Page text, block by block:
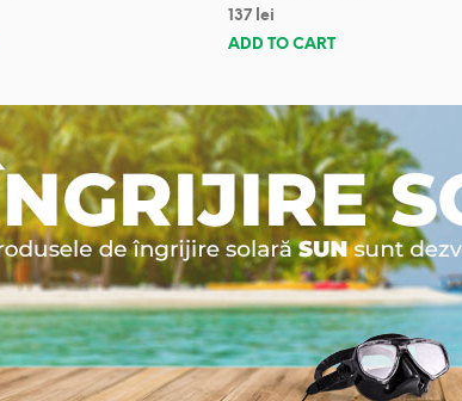
137 lei
ADD TO CART